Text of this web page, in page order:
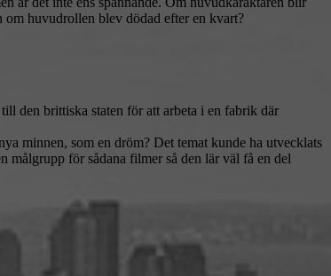
om huvudrollen blev dödad efter en kvart?
den brittiska staten för att arbeta i en fabrik där
minnen, som en dröm? Det temat kunde ha utvecklats
målgrupp för sådana filmer så den lär väl få en del